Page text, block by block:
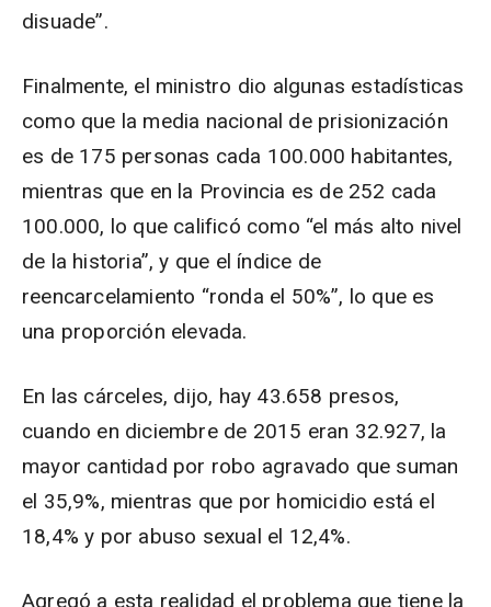
disuade”.
Finalmente, el ministro dio algunas estadísticas
como que la media nacional de prisionización
es de 175 personas cada 100.000 habitantes,
mientras que en la Provincia es de 252 cada
100.000, lo que calificó como “el más alto nivel
de la historia”, y que el índice de
reencarcelamiento “ronda el 50%”, lo que es
una proporción elevada.
En las cárceles, dijo, hay 43.658 presos,
cuando en diciembre de 2015 eran 32.927, la
mayor cantidad por robo agravado que suman
el 35,9%, mientras que por homicidio está el
18,4% y por abuso sexual el 12,4%.
Agregó a esta realidad el problema que tiene la